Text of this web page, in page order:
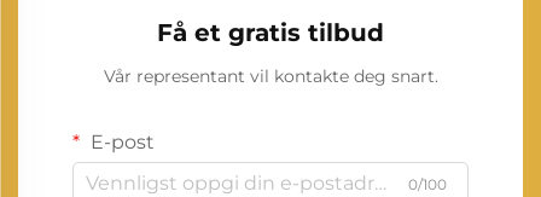
Få et gratis tilbud
Vår representant vil kontakte deg snart.
E-post
0/100